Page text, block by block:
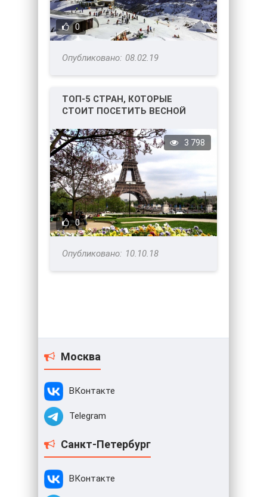
0
08.02.19
ТОП-5 СТРАН, КОТОРЫЕ
СТОИТ ПОСЕТИТЬ ВЕСНОЙ
0
3 798
10.10.18
Москва
ВКонтакте
Telegram
Санкт-Петербург
ВКонтакте